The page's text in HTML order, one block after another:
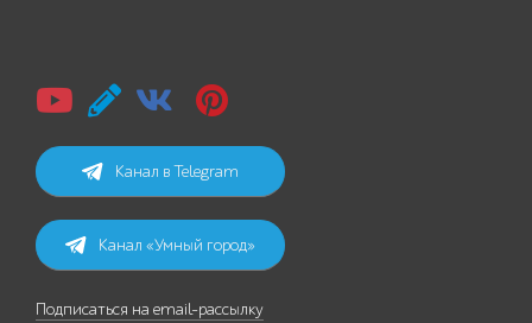
Канал в Telegram
Канал «Умный город»
Подписаться на email-рассылку